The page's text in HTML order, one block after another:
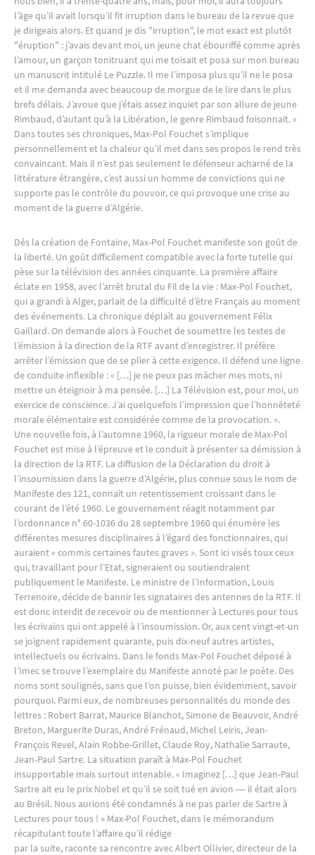
l’âge qu’il avait lorsqu’il fit irruption dans le bureau de la revue que
je dirigeais alors. Et quand je dis "irruption", le mot exact est plutôt
"éruption" : j’avais devant moi, un jeune chat ébouriffé comme après
l’amour, un garçon tonitruant qui me toisait et posa sur mon bureau
un manuscrit intitulé Le Puzzle. Il me l’imposa plus qu’il ne le posa
et il me demanda avec beaucoup de morgue de le lire dans le plus
brefs délais. J’avoue que j’étais assez inquiet par son allure de jeune
Rimbaud, d’autant qu’à la Libération, le genre Rimbaud foisonnait. »
Dans toutes ses chroniques, Max-Pol Fouchet s’implique
personnellement et la chaleur qu’il met dans ses propos le rend très
convaincant. Mais il n’est pas seulement le défenseur acharné de la
littérature étrangère, c’est aussi un homme de convictions qui ne
supporte pas le contrôle du pouvoir, ce qui provoque une crise au
moment de la guerre d’Algérie.
Dés la création de Fontaine, Max-Pol Fouchet manifeste son goût de
la liberté. Un goût difficilement compatible avec la forte tutelle qui
pèse sur la télévision des années cinquante. La première affaire
éclate en 1958, avec l’arrêt brutal du Fil de la vie : Max-Pol Fouchet,
qui a grandi à Alger, parlait de la difficulté d’être Français au moment
des événements. La chronique déplaît au gouvernement Félix
Gaillard. On demande alors à Fouchet de soumettre les textes de
l’émission à la direction de la RTF avant d’enregistrer. Il préfère
arrêter l’émission que de se plier à cette exigence. Il défend une ligne
de conduite inflexible : « […] je ne peux pas mâcher mes mots, ni
mettre un éteignoir à ma pensée. […] La Télévision est, pour moi, un
exercice de conscience. J’ai quelquefois l’impression que l’honnêteté
morale élémentaire est considérée comme de la provocation. ».
Une nouvelle fois, à l’automne 1960, la rigueur morale de Max-Pol
Fouchet est mise à l’épreuve et le conduit à présenter sa démission à
la direction de la RTF. La diffusion de la Déclaration du droit à
l’insoumission dans la guerre d’Algérie, plus connue sous le nom de
Manifeste des 121, connaît un retentissement croissant dans le
courant de l’été 1960. Le gouvernement réagit notamment par
l’ordonnance n° 60-1036 du 28 septembre 1960 qui énumère les
différentes mesures disciplinaires à l’égard des fonctionnaires, qui
auraient « commis certaines fautes graves ». Sont ici visés toux ceux
qui, travaillant pour l’Etat, signeraient ou soutiendraient
publiquement le Manifeste. Le ministre de l’Information, Louis
Terrenoire, décide de bannir les signataires des antennes de la RTF. Il
est donc interdit de recevoir ou de mentionner à Lectures pour tous
les écrivains qui ont appelé à l’insoumission. Or, aux cent vingt-et-un
se joignent rapidement quarante, puis dix-neuf autres artistes,
intellectuels ou écrivains. Dans le fonds Max-Pol Fouchet déposé à
l’Imec se trouve l’exemplaire du Manifeste annoté par le poète. Des
noms sont soulignés, sans que l’on puisse, bien évidemment, savoir
pourquoi. Parmi eux, de nombreuses personnalités du monde des
lettres : Robert Barrat, Maurice Blanchot, Simone de Beauvoir, André
Breton, Marguerite Duras, André Frénaud, Michel Leiris, Jean-
François Revel, Alain Robbe-Grillet, Claude Roy, Nathalie Sarraute,
Jean-Paul Sartre. La situation paraît à Max-Pol Fouchet
insupportable mais surtout intenable. « Imaginez […] que Jean-Paul
Sartre ait eu le prix Nobel et qu’il se soit tué en avion ― il était alors
au Brésil. Nous aurions été condamnés à ne pas parler de Sartre à
Lectures pour tous ! » Max-Pol Fouchet, dans le mémorandum
récapitulant toute l’affaire qu’il rédige
par la suite, raconte sa rencontre avec Albert Ollivier, directeur de la